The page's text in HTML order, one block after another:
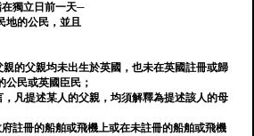
獨立日前一天─
地的公民，並且
的父親均未出生於英國，也未在英國註冊或歸
公民或英國臣民；
凡提述某人的父親，均須解釋為提述該人的母
註冊的船舶或飛機上或在未註冊的船舶或飛機